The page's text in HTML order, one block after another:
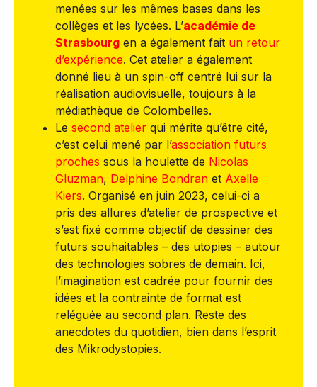
menées sur les mêmes bases dans les
collèges et les lycées. L’académie de
Strasbourg en a également fait un retour
d’expérience. Cet atelier a également
donné lieu à un spin-off centré lui sur la
réalisation audiovisuelle, toujours à la
médiathèque de Colombelles.
Le second atelier qui mérite qu’être cité,
c’est celui mené par l’association futurs
proches sous la houlette de Nicolas
Gluzman, Delphine Bondran et Axelle
Kiers. Organisé en juin 2023, celui-ci a
pris des allures d’atelier de prospective et
s’est fixé comme objectif de dessiner des
futurs souhaitables – des utopies – autour
des technologies sobres de demain. Ici,
l’imagination est cadrée pour fournir des
idées et la contrainte de format est
reléguée au second plan. Reste des
anecdotes du quotidien, bien dans l’esprit
des Mikrodystopies.